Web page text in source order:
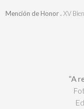
Mención de Honor . XV
“A